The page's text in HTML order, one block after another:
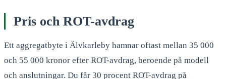
Pris och ROT-avdrag
Ett aggregatbyte i Älvkarleby hamnar oftast mellan 35 000
och 55 000 kronor efter ROT-avdrag, beroende på modell
och anslutningar. Du får 30 procent ROT-avdrag på